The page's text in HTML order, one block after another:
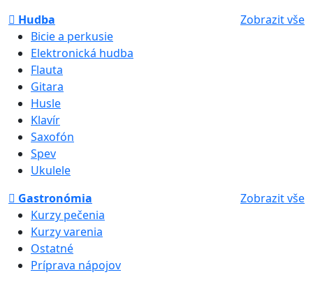
Hudba
Zobrazit vše
Bicie a perkusie
Elektronická hudba
Flauta
Gitara
Husle
Klavír
Saxofón
Spev
Ukulele
Gastronómia
Zobrazit vše
Kurzy pečenia
Kurzy varenia
Ostatné
Príprava nápojov